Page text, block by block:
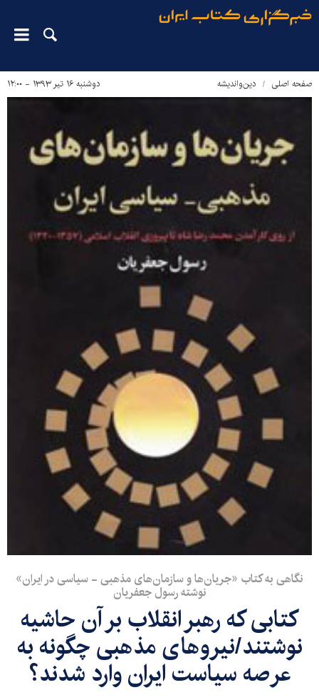
صفحه اصلی دین‌واندیشه دوشنبه ۱۶ تیر ۱۳۹۳ - ۱۲:۰۰
نگاهی به کتاب «جریان‌ها و سازمان‌های مذهبی - سیاسی در ایران»
نوشته رسول جعفریان
کتابی که رهبر انقلاب بر آن حاشیه‌
نوشتند/نیروهای مذهبی چگونه به
عرصه سیاست ایران وارد شدند؟